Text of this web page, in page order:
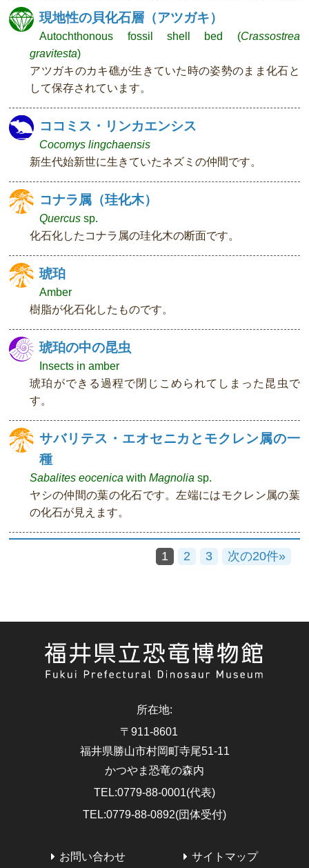
現地性の貝化石層（アツガキ）
Autochthonous fossil shell bed (Crassostrea
gravitesta)
アツガキのカキ礁が生きていた時の姿勢のまま化石と
して保存されています。
ココミス・リンカエンシス
Cocomys lingchaensis
新生代始新世に生きていたネズミの仲間です。
コナラ属（珪化木）
Quercus sp.
化石化したコナラ属の珪化木の断面です。
琥珀
Amber
樹脂が化石化したものです。
琥珀の中の昆虫
Insects in amber
琥珀ができる過程で閉じこめられてしまった昆虫で
す。
サバリテス・エオセニカとモクレン属の一
種
Sabalites eocenica withMagnolia sp.
ヤシの仲間の葉の化石です。左端にはモクレン属の葉
の化石が見えます。
1 2 3 次の20件»
所在地:
〒911-8601
福井県勝山市村岡町寺尾51-11
かつやま恐竜の森内
TEL:0779-88-0001(代表)
TEL:0779-88-0892(団体受付)
お問い合わせ サイトマップ